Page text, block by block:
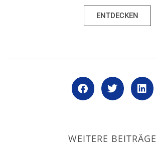
ENTDECKEN
WEITERE BEITRÄGE